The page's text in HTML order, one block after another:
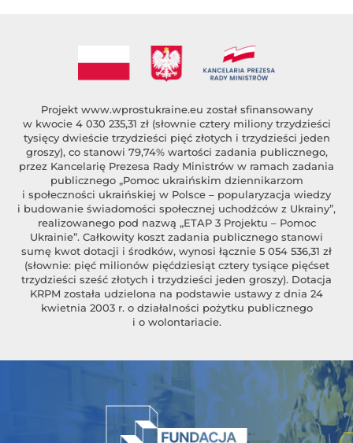
Projekt www.wprostukraine.eu został sfinansowany
w kwocie 4 030 235,31 zł (słownie cztery miliony trzydzieści
tysięcy dwieście trzydzieści pięć złotych i trzydzieści jeden
groszy), co stanowi 79,74% wartości zadania publicznego,
przez Kancelarię Prezesa Rady Ministrów w ramach zadania
publicznego „Pomoc ukraińskim dziennikarzom
i społeczności ukraińskiej w Polsce – popularyzacja wiedzy
i budowanie świadomości społecznej uchodźców z Ukrainy”,
realizowanego pod nazwą „ETAP 3 Projektu – Pomoc
Ukrainie”. Całkowity koszt zadania publicznego stanowi
sumę kwot dotacji i środków, wynosi łącznie 5 054 536,31 zł
(słownie: pięć milionów pięćdziesiąt cztery tysiące pięćset
trzydzieści sześć złotych i trzydzieści jeden groszy). Dotacja
KRPM została udzielona na podstawie ustawy z dnia 24
kwietnia 2003 r. o działalności pożytku publicznego
i o wolontariacie.